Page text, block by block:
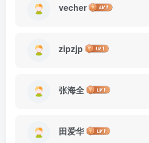
vecher
zipzjp
张海全
田爱华